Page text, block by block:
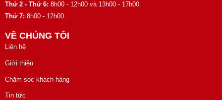
Thứ 2 - Thứ 6: 8h00 - 12h00 và 13h00 - 17h00.
Thứ 7: 8h00 - 12h00.
VỀ CHÚNG TÔI
Liên hệ
Giới thiệu
Chăm sóc khách hàng
Tin tức